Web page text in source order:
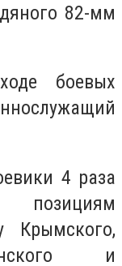
82-мм
боевых
4 раза
Крымского,
и